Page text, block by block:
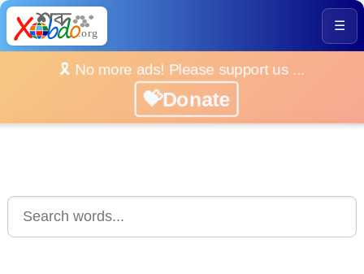
☰
🎗️ No more ads! Please support us ...
💝Donate